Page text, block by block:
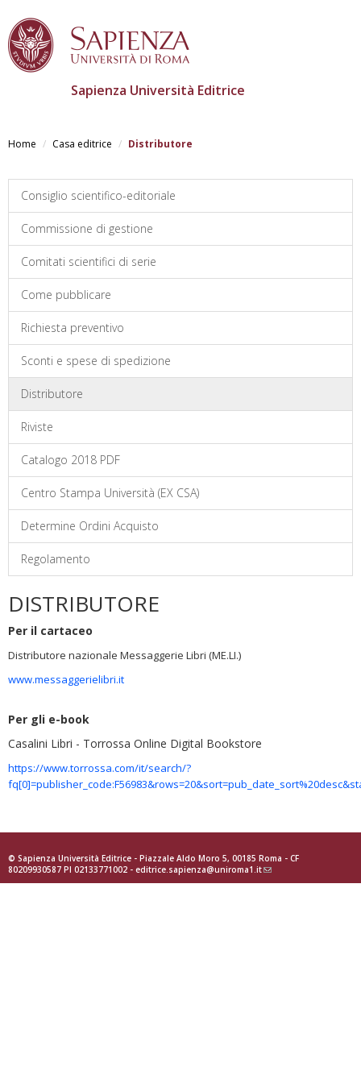
main
Sapienza Università Editrice
Home Casa editrice Distributore
Consiglio scientifico-editoriale
Commissione di gestione
Comitati scientifici di serie
Come pubblicare
Richiesta preventivo
Sconti e spese di spedizione
Distributore
Riviste
Catalogo 2018 PDF
Centro Stampa Università (EX CSA)
Determine Ordini Acquisto
Regolamento
DISTRIBUTORE
Per il cartaceo
Distributore nazionale Messaggerie Libri (ME.LI.)
www.messaggerielibri.it
Per gli e-book
Casalini Libri - Torrossa Online Digital Bookstore
https://www.torrossa.com/it/search/?
© Sapienza Università Editrice - Piazzale Aldo Moro 5, 00185 Roma - CF
80209930587 PI 02133771002 - editrice.sapienza@uniroma1.it(link
sends